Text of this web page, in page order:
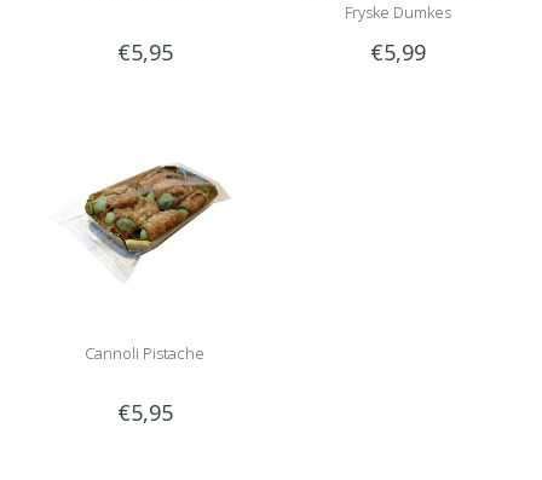
€5,95
Fryske Dumkes
€5,99
Cannoli Pistache
€5,95